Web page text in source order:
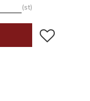
st
Lägg till i